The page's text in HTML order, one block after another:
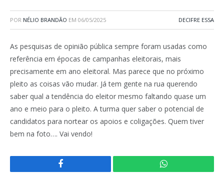
POR NÉLIO BRANDÃO EM 06/05/2025 DECIFRE ESSA
As pesquisas de opinião pública sempre foram usadas como
referência em épocas de campanhas eleitorais, mais
precisamente em ano eleitoral. Mas parece que no próximo
pleito as coisas vão mudar. Já tem gente na rua querendo
saber qual a tendência do eleitor mesmo faltando quase um
ano e meio para o pleito. A turma quer saber o potencial de
candidatos para nortear os apoios e coligações. Quem tiver
bem na foto…. Vai vendo!
Facebook WhatsApp